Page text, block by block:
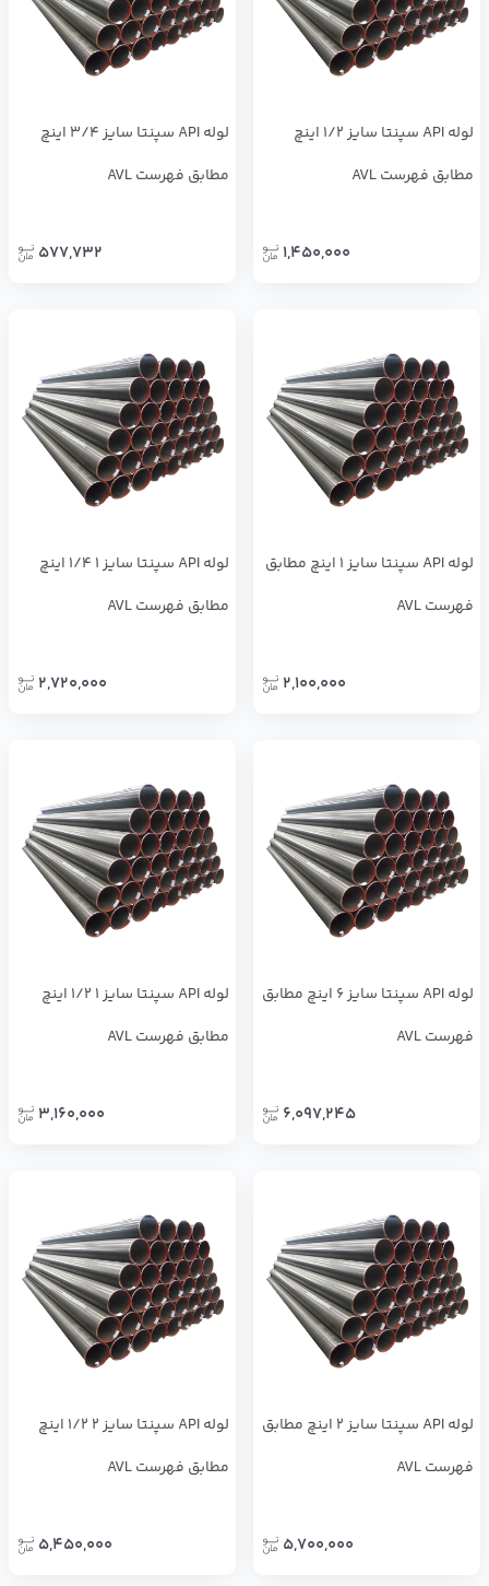
لوله API سپنتا سایز 1/2 اینچ
مطابق فهرست AVL
1,450,000
لوله API سپنتا سایز 3/4 اینچ
مطابق فهرست AVL
577,732
لوله API سپنتا سایز 1 اینچ مطابق
فهرست AVL
2,100,000
لوله API سپنتا سایز 1 1/4 اینچ
مطابق فهرست AVL
2,720,000
لوله API سپنتا سایز 6 اینچ مطابق
فهرست AVL
6,097,245
لوله API سپنتا سایز 1 1/2 اینچ
مطابق فهرست AVL
3,160,000
لوله API سپنتا سایز 2 اینچ مطابق
فهرست AVL
5,700,000
لوله API سپنتا سایز 2 1/2 اینچ
مطابق فهرست AVL
5,450,000